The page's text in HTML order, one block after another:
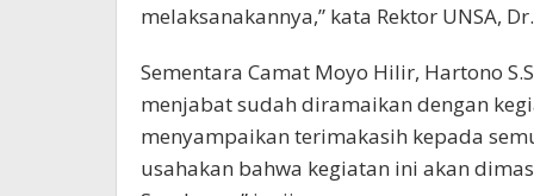
melaksanakannya,” kata Rektor UNSA,
Sementara Camat Moyo Hilir, Hartono
menjabat sudah diramaikan dengan
menyampaikan terimakasih kepada
usahakan bahwa kegiatan ini akan